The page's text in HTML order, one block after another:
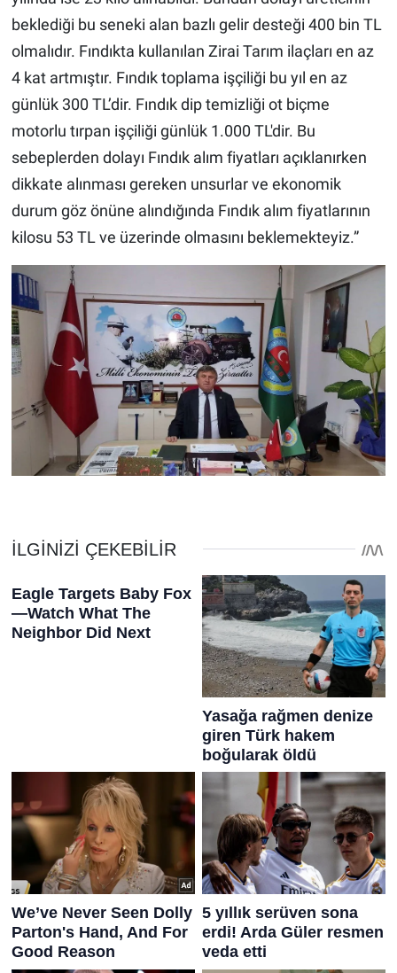
beklediği bu seneki alan bazlı gelir desteği 400 bin TL
olmalıdır. Fındıkta kullanılan Zirai Tarım ilaçları en az
4 kat artmıştır. Fındık toplama işçiliği bu yıl en az
günlük 300 TL’dir. Fındık dip temizliği ot biçme
motorlu tırpan işçiliği günlük 1.000 TL'dir. Bu
sebeplerden dolayı Fındık alım fiyatları açıklanırken
dikkate alınması gereken unsurlar ve ekonomik
durum göz önüne alındığında Fındık alım fiyatlarının
kilosu 53 TL ve üzerinde olmasını beklemekteyiz.”